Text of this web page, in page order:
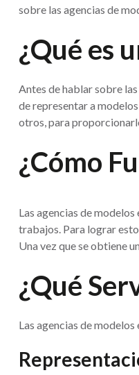
sobre las agencias de
¿Qué es
Antes de hablar sobre
de representar a
otros, para
¿Cómo
Las agencias de
trabajos. Para lograr
Una vez que se obtiene
¿Qué
Las agencias de